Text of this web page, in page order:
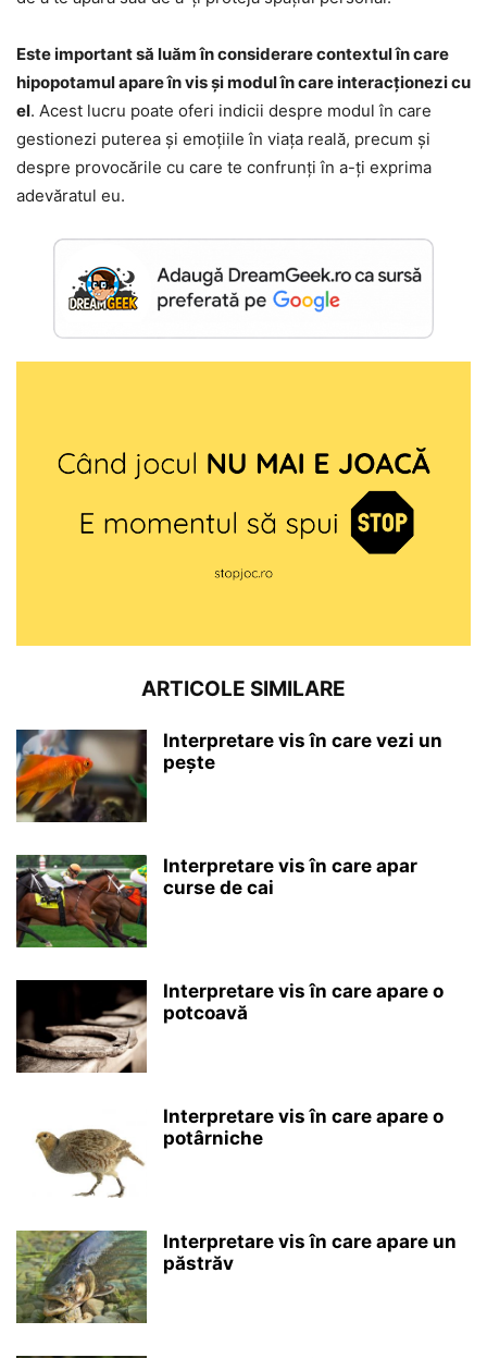
Este important să luăm în considerare contextul în care
hipopotamul apare în vis și modul în care interacționezi cu
el. Acest lucru poate oferi indicii despre modul în care
gestionezi puterea și emoțiile în viața reală, precum și
despre provocările cu care te confrunți în a-ți exprima
adevăratul eu.
ARTICOLE SIMILARE
Interpretare vis în care vezi un
pește
Interpretare vis în care apar
curse de cai
Interpretare vis în care apare o
potcoavă
Interpretare vis în care apare o
potârniche
Interpretare vis în care apare un
păstrăv